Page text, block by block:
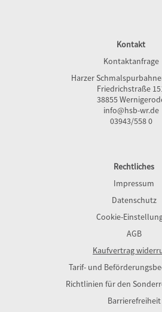
Kontakt
Kontaktanfrage
Harzer
Friedrichstraße
38855
info@hsb-wr.de
03943/558 0
Rechtliches
Impressum
Datenschutz
Cookie-
AGB
Kaufvertrag
Tarif- und
Richtlinien für den
Barrierefreiheit